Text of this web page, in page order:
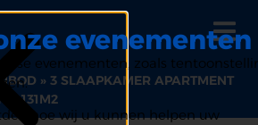
» 3 SLAAPKAMER APARTMENT
131M2
evenementen
evenementen, zoals
hoe wij u kunnen helpen uw